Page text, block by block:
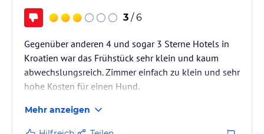
3 / 6
Gegenüber anderen 4 und sogar 3 Sterne Hotels in
Kroatien war das Frühstück sehr klein und kaum
abwechslungsreich. Zimmer einfach zu klein und sehr
hohe Kosten für einen Hund.
Mehr anzeigen